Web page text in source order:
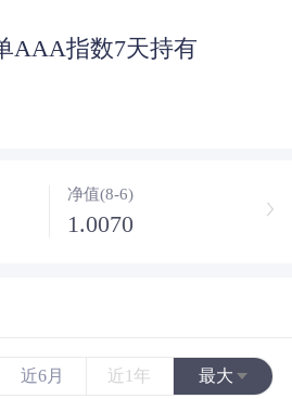
AAA指数7天持有
净值(8-6)
1.0070
近6月 近1年 最大